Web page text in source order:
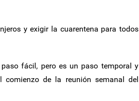
y exigir la cuarentena para todos
fácil, pero es un paso temporal y
comienzo de la reunión semanal del